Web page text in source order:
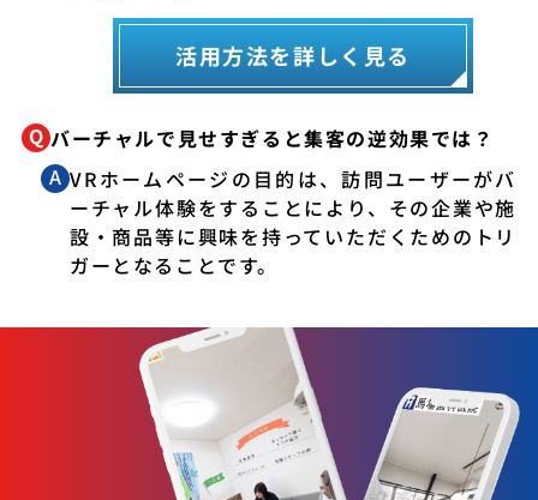
活用方法を詳しく見る
バーチャルで見せすぎると集客の逆効果では？
VRホームページの目的は、訪問ユーザーがバ
ーチャル体験をすることにより、その企業や施
設・商品等に興味を持っていただくためのトリ
ガーとなることです。